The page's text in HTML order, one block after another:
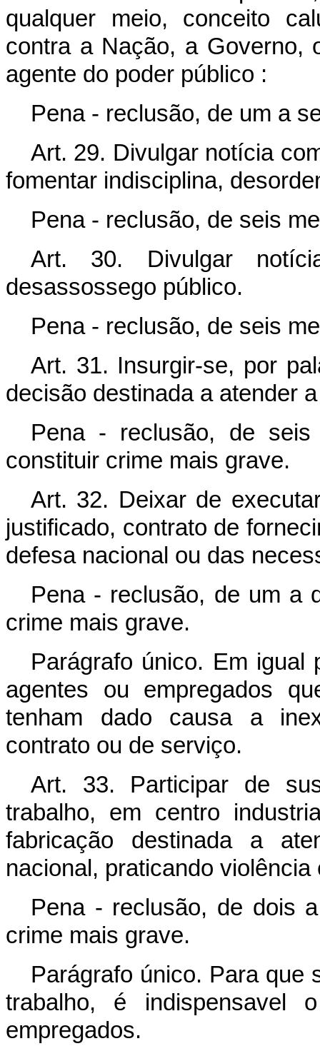
qualquer meio, conceito
contra a Nação, a Governo,
agente do poder público :
Pena - reclusão, de um a
Art. 29. Divulgar notícia
fomentar indisciplina,
Pena - reclusão, de seis
Art. 30. Divulgar
desassossego público.
Pena - reclusão, de seis
Art. 31. Insurgir-se, por
decisão destinada a atender
Pena - reclusão, de
constituir crime mais grave.
Art. 32. Deixar de
justificado, contrato de
defesa nacional ou das
Pena - reclusão, de um a
crime mais grave.
Parágrafo único. Em igual
agentes ou empregados
tenham dado causa a
contrato ou de serviço.
Art. 33. Participar de
trabalho, em centro
fabricação destinada a
nacional, praticando
Pena - reclusão, de dois
crime mais grave.
Parágrafo único. Para que
trabalho, é indispensavel
empregados.